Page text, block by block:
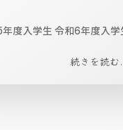
度入学生 令和6年度入学
続きを読